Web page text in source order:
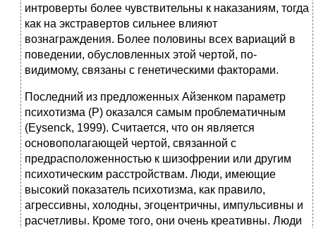
интроверты более чувствительны к наказаниям, тогда
как на экстравертов сильнее влияют
вознаграждения. Более половины всех вариаций в
поведении, обусловленных этой чертой, по-
видимому, связаны с генетическими факторами.
Последний из предложенных Айзенком параметр
психотизма (Р) оказался самым проблематичным
(Eysenck, 1999). Считается, что он является
основополагающей чертой, связанной с
предрасположенностью к шизофрении или другим
психотическим расстройствам. Люди, имеющие
высокий показатель психотизма, как правило,
агрессивны, холодны, эгоцентричны, импульсивны и
расчетливы. Кроме того, они очень креативны. Люди